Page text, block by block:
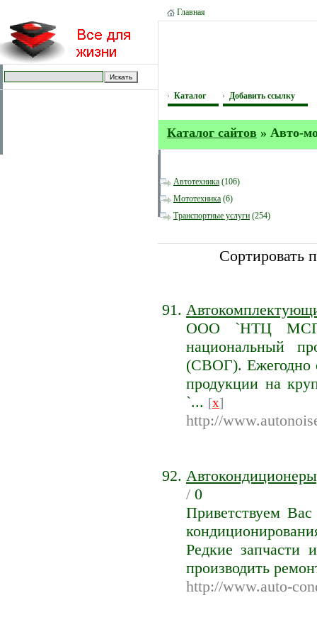
Главная
Каталог Добавить ссылку
Каталог сайтов » Авто-
Автотехника (106)
Мототехника (6)
Транспортные услуги (254)
Сортировать
ООО `НТЦ МСП`
национальный
(СВОГ). Ежегодно
продукции на
`... [x]
http://
/ 0
Приветствуем
Редкие запчасти
производить
http://www.auto-